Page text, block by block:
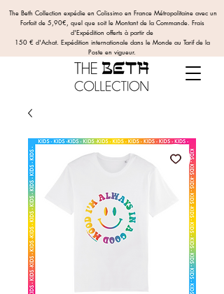
The Beth Collection expédie en Colissimo en France Métropolitaine avec un
Forfait de 5,90€, quel que soit le Montant de la Commande. Frais
d'Expédition offerts à partir de
150 € d'Achat. Expédition internationale dans le Monde au Tarif de la
Poste en vigueur.